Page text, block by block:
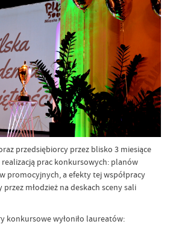
przedsiębiorcy przez blisko 3 miesiące
prac konkursowych: planów
promocyjnych, a efekty tej współpracy
młodzież na deskach sceny sali
konkursowe wyłoniło laureatów: